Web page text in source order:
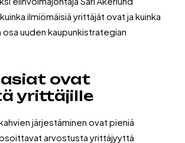
ilmiömäisiä yrittäjät ovat ja kuinka
uuden kaupunkistrategian
asiat ovat
yrittäjille
järjestäminen ovat pieniä
arvostusta yrittäjyyttä